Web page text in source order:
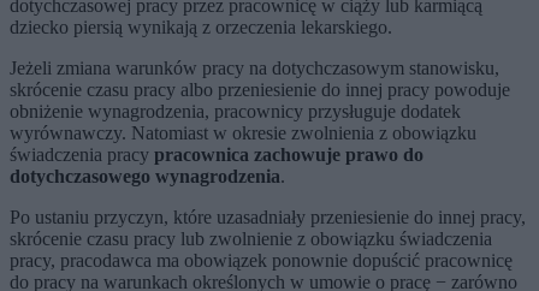
dotychczasowej pracy przez pracownicę w ciąży lub karmiącą
dziecko piersią wynikają z orzeczenia lekarskiego.
Jeżeli zmiana warunków pracy na dotychczasowym stanowisku,
skrócenie czasu pracy albo przeniesienie do innej pracy powoduje
obniżenie wynagrodzenia, pracownicy przysługuje dodatek
wyrównawczy. Natomiast w okresie zwolnienia z obowiązku
świadczenia pracy pracownica zachowuje prawo do
dotychczasowego wynagrodzenia.
Po ustaniu przyczyn, które uzasadniały przeniesienie do innej pracy,
skrócenie czasu pracy lub zwolnienie z obowiązku świadczenia
pracy, pracodawca ma obowiązek ponownie dopuścić pracownicę
do pracy na warunkach określonych w umowie o pracę − zarówno